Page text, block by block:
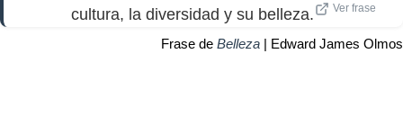
cultura, la diversidad y su belleza.
Ver frase
Frase de Belleza | Edward James Olmos